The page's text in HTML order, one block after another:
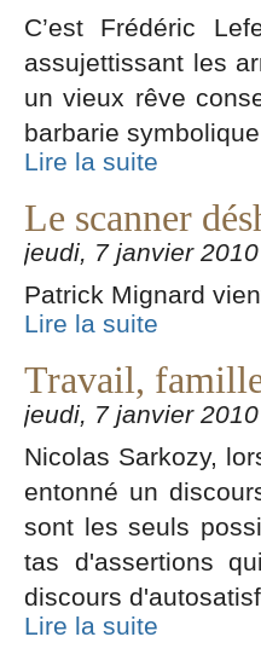
C’est Frédéric
assujettissant les
un vieux rêve
barbarie
Lire la suite
Le scanner
jeudi, 7 janvier 2010
Patrick Mignard
Lire la suite
Travail,
jeudi, 7 janvier 2010
Nicolas Sarkozy,
entonné un
sont les seuls
tas d'assertions
discours
Lire la suite